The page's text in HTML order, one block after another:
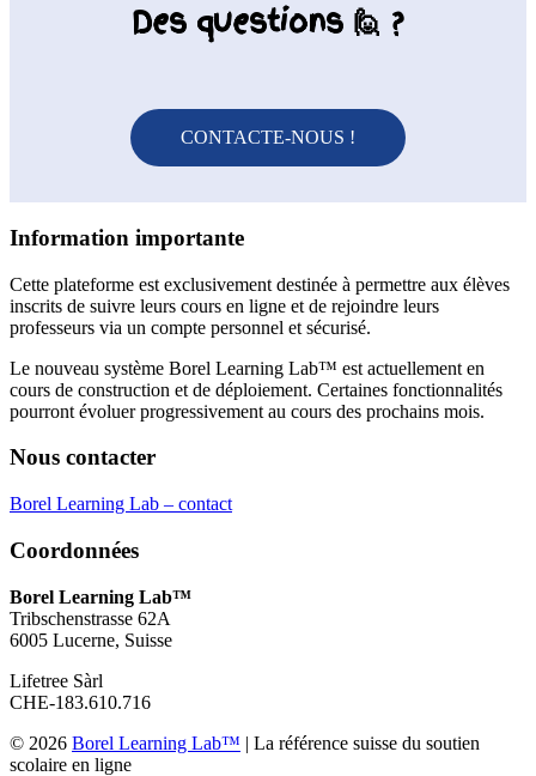
Des questions 🙋 ?
CONTACTE-NOUS !
Information importante
Cette plateforme est exclusivement destinée à permettre aux élèves
inscrits de suivre leurs cours en ligne et de rejoindre leurs
professeurs via un compte personnel et sécurisé.
Le nouveau système Borel Learning Lab™ est actuellement en
cours de construction et de déploiement. Certaines fonctionnalités
pourront évoluer progressivement au cours des prochains mois.
Nous contacter
Borel Learning Lab – contact
Coordonnées
Borel Learning Lab™
Tribschenstrasse 62A
6005 Lucerne, Suisse
Lifetree Sàrl
CHE-183.610.716
© 2026 Borel Learning Lab™ | La référence suisse du soutien
scolaire en ligne